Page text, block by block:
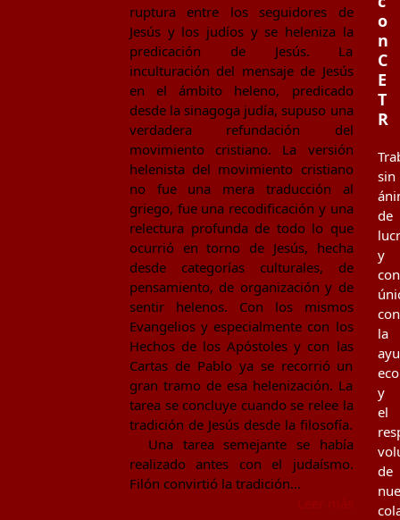
ruptura entre los seguidores de
Jesús y los judíos y se heleniza la
predicación de Jesús. La
inculturación del mensaje de Jesús
en el ámbito heleno, predicado
desde la sinagoga judía, supuso una
verdadera refundación del
movimiento cristiano. La versión
helenista del movimiento cristiano
no fue una mera traducción al
griego, fue una recodificación y una
relectura profunda de todo lo que
ocurrió en torno de Jesús, hecha
desde categorías culturales, de
pensamiento, de organización y de
sentir helenos. Con los mismos
Evangelios y especialmente con los
Hechos de los Apóstoles y con las
Cartas de Pablo ya se recorrió un
gran tramo de esa helenización. La
tarea se concluye cuando se relee la
tradición de Jesús desde la filosofía.
Una tarea semejante se había
realizado antes con el judaísmo.
Filón convirtió la tradición…
o
n
C
E
T
R
sin
de
y
con
la
y
el
de